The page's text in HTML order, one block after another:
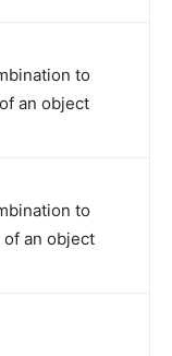
to
an object
to
an object